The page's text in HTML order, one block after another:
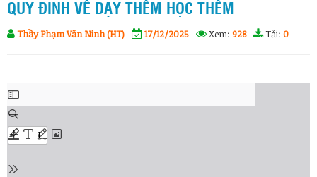
QUY ĐINH VỀ DẠY THÊM HỌC THÊM
Thầy Phạm Văn Ninh (HT) 17/12/2025 Xem: 928 Tải: 0